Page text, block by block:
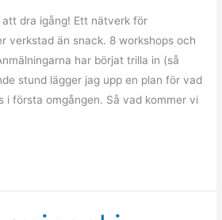
att dra igång! Ett nätverk för
verkstad än snack. 8 workshops och
har börjat trilla in (så
stund lägger jag upp en plan för vad
i första omgången. Så vad kommer vi